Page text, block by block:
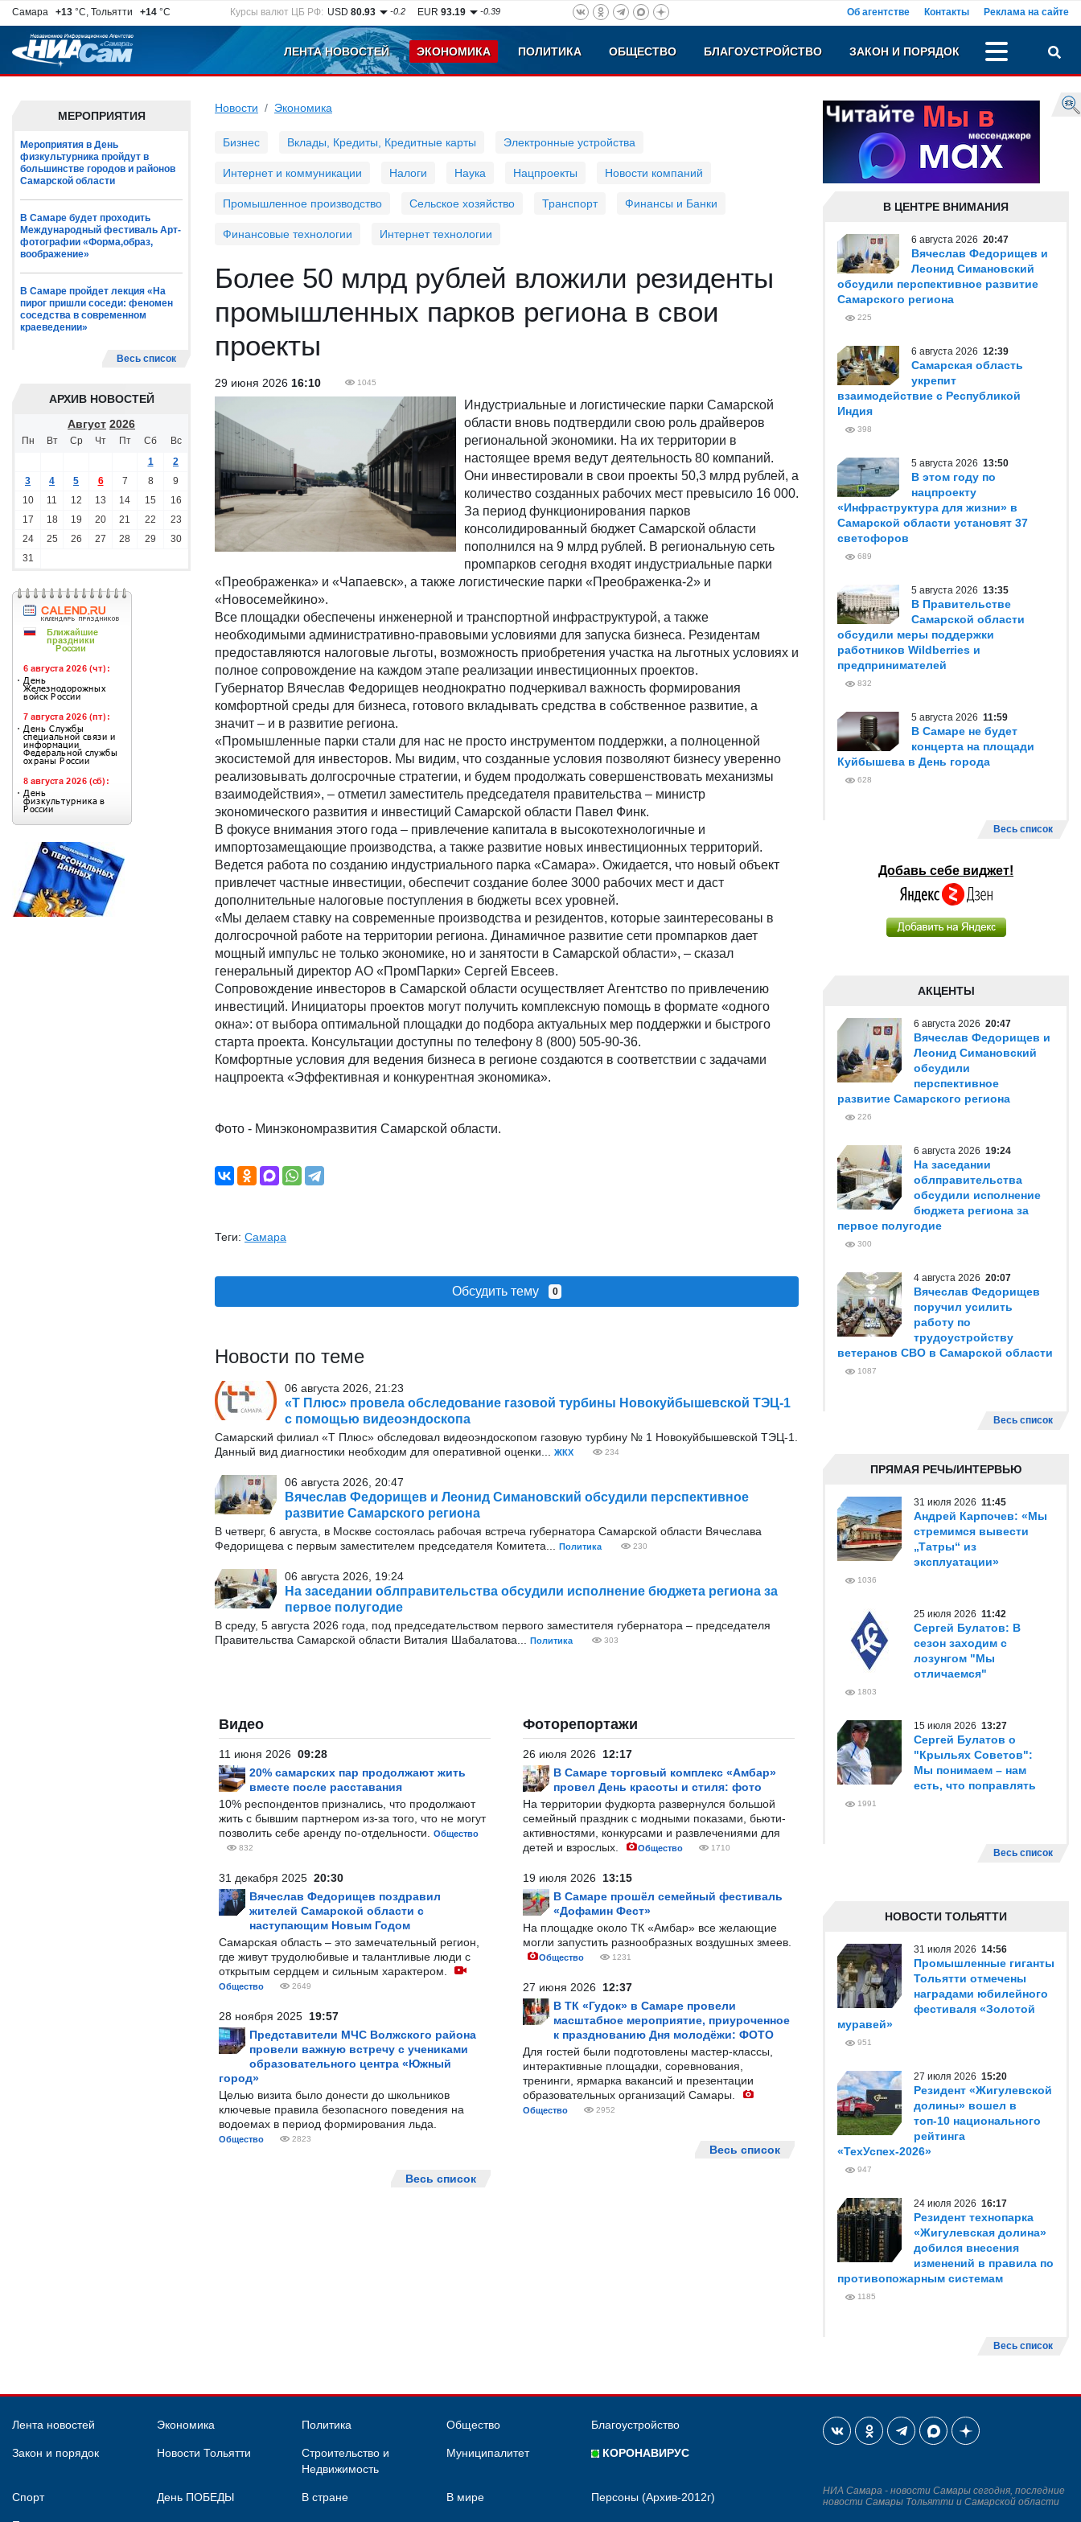
Самара +13 °C, Тольятти +14 °C Курсы валют ЦБ РФ: USD80.93 -0.2 EUR93.19 -0.39 Об агентстве Контакты Реклама на сайте
ЛЕНТА НОВОСТЕЙ ЭКОНОМИКА ПОЛИТИКА ОБЩЕСТВО БЛАГОУСТРОЙСТВО ЗАКОН И ПОРЯДОК
МЕРОПРИЯТИЯ
Мероприятия в День
физкультурника пройдут в
большинстве городов и районов
Самарской области
В Самаре будет проходить
Международный фестиваль Арт-
фотографии «Форма,образ,
воображение»
В Самаре пройдет лекция «На
пирог пришли соседи: феномен
соседства в современном
краеведении»
Весь список
АРХИВ НОВОСТЕЙ
Август 2026
Пн Вт Ср Чт Пт Сб
Вс
1
2
3
4 5 6 7 8
9
10
11 12 13 14 15
16
17
18 19 20 21 22
23
24
25 26 27 28 29
30
31
Новости Экономика
Бизнес Вклады, Кредиты, Кредитные карты Электронные устройства
Интернет и коммуникации Налоги Наука Нацпроекты Новости компаний
Промышленное производство Сельское хозяйство Транспорт Финансы и Банки
Финансовые технологии Интернет технологии
Более 50 млрд рублей вложили резиденты
промышленных парков региона в свои
проекты
29 июня 2026 16:10 1045
Индустриальные и логистические парки Самарской
области вновь подтвердили свою роль драйверов
региональной экономики. На их территории в
настоящее время ведут деятельность 80 компаний.
Они инвестировали в свои проекты 50,3 млрд рублей, а
количество созданных рабочих мест превысило 16 000.
За период функционирования парков
консолидированный бюджет Самарской области
пополнился на 9 млрд рублей. В региональную сеть
промпарков сегодня входят индустриальные парки
«Преображенка» и «Чапаевск», а также логистические парки «Преображенка-2» и
«Новосемейкино».
Все площадки обеспечены инженерной и транспортной инфраструктурой, а также
необходимыми административно-правовыми условиями для запуска бизнеса. Резидентам
предоставляются налоговые льготы, возможность приобретения участка на льготных условиях и
полное сопровождение на каждом этапе реализации инвестиционных проектов.
Губернатор Вячеслав Федорищев неоднократно подчеркивал важность формирования
комфортной среды для бизнеса, готового вкладывать средства в собственное развитие, а
значит – и в развитие региона.
«Промышленные парки стали для нас не просто инструментом поддержки, а полноценной
экосистемой для инвесторов. Мы видим, что созданные условия позволяют бизнесу уверенно
реализовывать долгосрочные стратегии, и будем продолжать совершенствовать механизмы
взаимодействия», – отметил заместитель председателя правительства – министр
экономического развития и инвестиций Самарской области Павел Финк.
В фокусе внимания этого года – привлечение капитала в высокотехнологичные и
импортозамещающие производства, а также развитие новых инвестиционных территорий.
Ведется работа по созданию индустриального парка «Самара». Ожидается, что новый объект
привлечет частные инвестиции, обеспечит создание более 3000 рабочих мест и даст
дополнительные налоговые поступления в бюджеты всех уровней.
«Мы делаем ставку на современные производства и резидентов, которые заинтересованы в
долгосрочной работе на территории региона. Динамичное развитие сети промпарков дает
мощный импульс не только экономике, но и занятости в Самарской области», – сказал
генеральный директор АО «ПромПарки» Сергей Евсеев.
Сопровождение инвесторов в Самарской области осуществляет Агентство по привлечению
инвестиций. Инициаторы проектов могут получить комплексную помощь в формате «одного
окна»: от выбора оптимальной площадки до подбора актуальных мер поддержки и быстрого
старта проекта. Консультации доступны по телефону 8 (800) 505-90-36.
Комфортные условия для ведения бизнеса в регионе создаются в соответствии с задачами
нацпроекта «Эффективная и конкурентная экономика».
Фото - Минэкономразвития Самарской области.
Теги: Самара
Обсудить тему 0
Новости по теме
06 августа 2026, 21:23
«Т Плюс» провела обследование газовой турбины Новокуйбышевской ТЭЦ-1
с помощью видеоэндоскопа
Самарский филиал «Т Плюс» обследовал видеоэндоскопом газовую турбину № 1 Новокуйбышевской ТЭЦ-1.
Данный вид диагностики необходим для оперативной оценки...
ЖКХ 234
06 августа 2026, 20:47
Вячеслав Федорищев и Леонид Симановский обсудили перспективное
развитие Самарского региона
В четверг, 6 августа, в Москве состоялась рабочая встреча губернатора Самарской области Вячеслава
Федорищева с первым заместителем председателя Комитета...
Политика 230
06 августа 2026, 19:24
На заседании облправительства обсудили исполнение бюджета региона за
первое полугодие
В среду, 5 августа 2026 года, под председательством первого заместителя губернатора – председателя
Правительства Самарской области Виталия Шабалатова...
Политика 303
Видео
11 июня 2026 09:28
20% самарских пар продолжают жить
вместе после расставания
10% респондентов признались, что продолжают
жить с бывшим партнером из-за того, что не могут
позволить себе аренду по-отдельности.
Общество
832
31 декабря 2025 20:30
Вячеслав Федорищев поздравил
жителей Самарской области с
наступающим Новым Годом
Самарская область – это замечательный регион,
где живут трудолюбивые и талантливые люди с
открытым сердцем и сильным характером.
Общество 2649
28 ноября 2025 19:57
Представители МЧС Волжского района
провели важную встречу с учениками
образовательного центра «Южный
город»
Целью визита было донести до школьников
ключевые правила безопасного поведения на
водоемах в период формирования льда.
Общество 2823
Весь список
Фоторепортажи
26 июля 2026 12:17
В Самаре торговый комплекс «Амбар»
провел День красоты и стиля: фото
На территории фудкорта развернулся большой
семейный праздник с модными показами, бьюти-
активностями, конкурсами и развлечениями для
детей и взрослых.
Общество 1710
19 июля 2026 13:15
В Самаре прошёл семейный фестиваль
«Дофамин Фест»
На площадке около ТК «Амбар» все желающие
могли запустить разнообразных воздушных змеев.
Общество 1231
27 июня 2026 12:37
В ТК «Гудок» в Самаре провели
масштабное мероприятие, приуроченное
к празднованию Дня молодёжи: ФОТО
Для гостей были подготовлены мастер-классы,
интерактивные площадки, соревнования,
тренинги, ярмарка вакансий и презентации
образовательных организаций Самары.
Общество 2952
Весь список
В ЦЕНТРЕ ВНИМАНИЯ
6 августа 2026 20:47
Вячеслав Федорищев и
Леонид Симановский
обсудили перспективное развитие
Самарского региона
225
6 августа 2026 12:39
Самарская область
укрепит
взаимодействие с Республикой
Индия
398
5 августа 2026 13:50
В этом году по
нацпроекту
«Инфраструктура для жизни» в
Самарской области установят 37
светофоров
689
5 августа 2026 13:35
В Правительстве
Самарской области
обсудили меры поддержки
работников Wildberries и
предпринимателей
832
5 августа 2026 11:59
В Самаре не будет
концерта на площади
Куйбышева в День города
628
Весь список
Добавь себе виджет!
АКЦЕНТЫ
6 августа 2026 20:47
Вячеслав Федорищев и
Леонид Симановский
обсудили
перспективное
развитие Самарского региона
226
6 августа 2026 19:24
На заседании
облправительства
обсудили исполнение
бюджета региона за
первое полугодие
300
4 августа 2026 20:07
Вячеслав Федорищев
поручил усилить
работу по
трудоустройству
ветеранов СВО в Самарской области
1087
Весь список
ПРЯМАЯ РЕЧЬ/ИНТЕРВЬЮ
31 июля 2026 11:45
Андрей Карпочев: «Мы
стремимся вывести
„Татры“ из
эксплуатации»
1036
25 июля 2026 11:42
Сергей Булатов: В
сезон заходим с
лозунгом "Мы
отличаемся"
1803
15 июля 2026 13:27
Сергей Булатов о
"Крыльях Советов":
Мы понимаем – нам
есть, что поправлять
1991
Весь список
НОВОСТИ ТОЛЬЯТТИ
31 июля 2026 14:56
Промышленные гиганты
Тольятти отмечены
наградами юбилейного
фестиваля «Золотой
муравей»
951
27 июля 2026 15:20
Резидент «Жигулевской
долины» вошел в
топ-10 национального
рейтинга
«ТехУспех-2026»
947
24 июля 2026 16:17
Резидент технопарка
«Жигулевская долина»
добился внесения
изменений в правила по
противопожарным системам
1185
Весь список
Лента новостей Экономика Политика Общество Благоустройство
Закон и порядок Новости Тольятти
Строительство и
Недвижимость
Муниципалитет КОРОНАВИРУС
Спорт День ПОБЕДЫ В стране В мире Персоны (Архив-2012г)
НИА Самара - новости Самары сегодня, последние
новости Самары Тольятти и Самарской области